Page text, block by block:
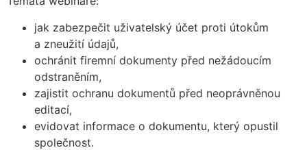
jak zabezpečit uživatelský účet proti útokům
a zneužití údajů,
ochránit firemní dokumenty před nežádoucím
odstraněním,
zajistit ochranu dokumentů před neoprávněnou
editací,
evidovat informace o dokumentu, který opustil
společnost.